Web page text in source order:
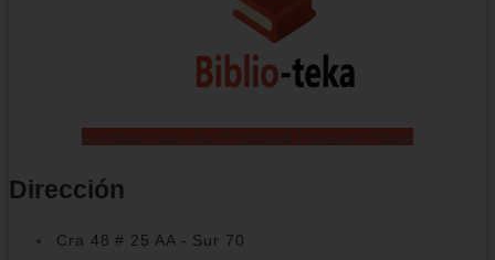
Envelope-open-text Facebook Instagram Tiktok
Dirección
Cra 48 # 25 AA - Sur 70